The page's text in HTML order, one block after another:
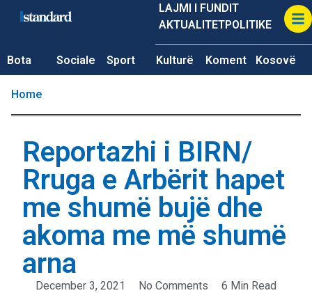
LAJMI I FUNDIT
AKTUALITETPOLITIKE
Bota Sociale Sport Kulturë Koment Kosovë
Home
Reportazhi i BIRN/
Rruga e Arbërit hapet
me shumë bujë dhe
akoma me më shumë
arna
December 3, 2021 No Comments
6 Min Read